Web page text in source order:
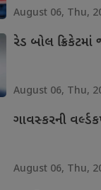
August 06, Thu,
રેડ બોલ
August 06, Thu,
ગાવસ્કરની
August 06, Thu,